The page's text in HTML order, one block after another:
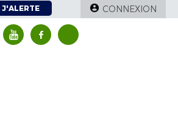
J'ALERTE CONNEXION